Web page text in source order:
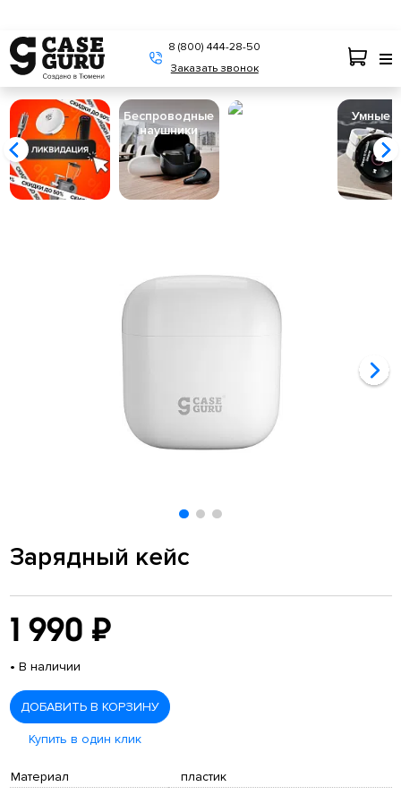
8 (800) 444-28-50
Заказать звонок
Беспроводные
наушники
Умные
Зарядный кейс
1 990 ₽
• В наличии
ДОБАВИТЬ В КОРЗИНУ
Купить в один клик
Материал
пластик